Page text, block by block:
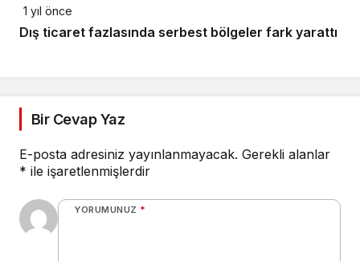
1 yıl önce
Dış ticaret fazlasında serbest bölgeler fark yarattı
Bir Cevap Yaz
E-posta adresiniz yayınlanmayacak. Gerekli alanlar
* ile işaretlenmişlerdir
YORUMUNUZ *